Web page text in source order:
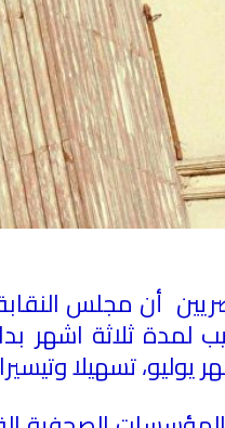
أن مجلس
ثلاثة اشهر
تسهيلا